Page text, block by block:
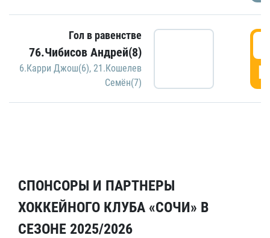
Гол в равенстве
76.Чибисов Андрей(8)
6.Карри Джош(6), 21.Кошелев
Семён(7)
СПОНСОРЫ И ПАРТНЕРЫ
ХОККЕЙНОГО КЛУБА «СОЧИ» В
СЕЗОНЕ 2025/2026